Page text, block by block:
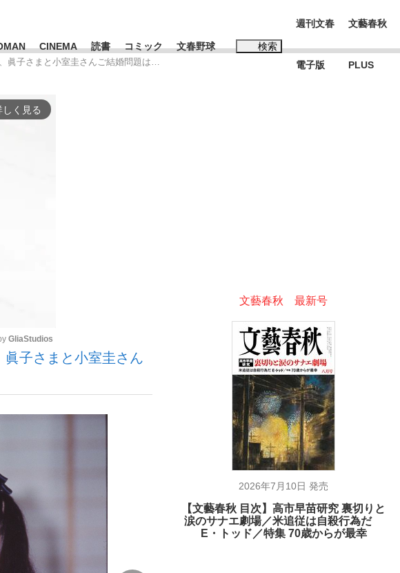
分析は一切聞かれなかった」侍ジャパン選手が証言した“NPB聞...
観る将棋、読む将棋
CINEMA 読書 コミック 文春野球 検索
週刊文春
電子版
文藝春秋
PLUS
眞子さまと小室圭さんご結婚問題は…
しく見る
GliaStudios
眞子さまと小室圭さん
文藝春秋 最新号
2026年7月10日 発売
【文藝春秋 目次】高市早苗研究 裏切りと
涙のサナエ劇場／米追従は自殺行為だ
E・トッド／特集 70歳からが最幸